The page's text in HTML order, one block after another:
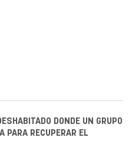
DONDE UN GRUPO
PARA RECUPERAR EL